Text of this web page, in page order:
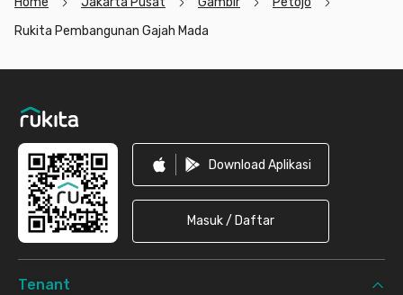
Rukita Pembangunan Gajah Mada
Download Aplikasi
Masuk / Daftar
Tenant